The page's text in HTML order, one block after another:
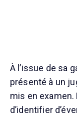
À l’issue de sa
présenté à un
mis en examen.
d’identifier